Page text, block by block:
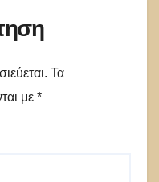
Τα
με *